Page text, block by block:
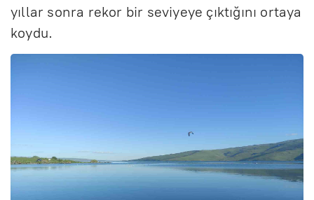
yıllar sonra rekor bir seviyeye çıktığını ortaya
koydu.